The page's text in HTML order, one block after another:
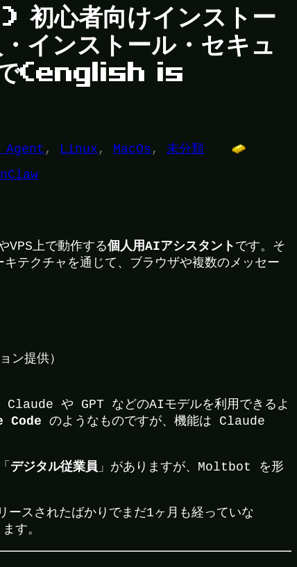
心者向けインストー
インストール・セキュ
で(english is
, Linux , MacOs , 未分類
上で動作する個人用AIアシスタント です。そ
テクチャを通じて、ブラウザや複数のメッセー
提供）
Claude や GPT などのAIモデルを利用できるよ
Code のようなものですが、機能は Claude
デジタル従業員 」がありますが、Moltbot を形
スされたばかりでまだ1ヶ月も経っていな
す。